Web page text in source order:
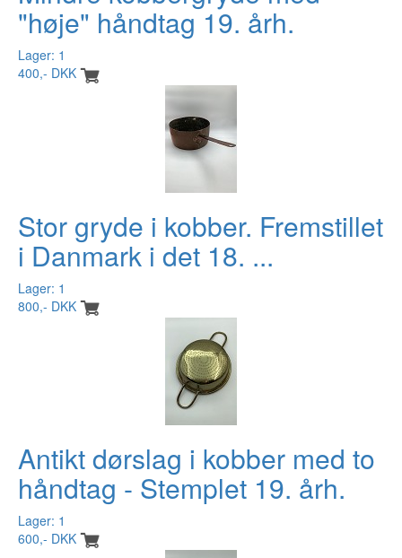
"høje" håndtag 19. årh.
Lager: 1
400,- DKK
Stor gryde i kobber. Fremstillet
i Danmark i det 18. ...
Lager: 1
800,- DKK
Antikt dørslag i kobber med to
håndtag - Stemplet 19. årh.
Lager: 1
600,- DKK